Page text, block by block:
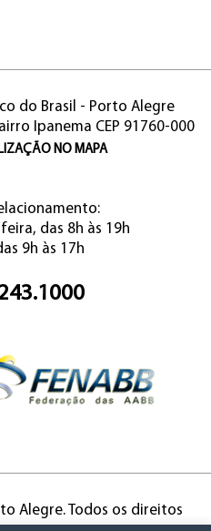
do Brasil - Porto Alegre
Ipanema CEP 91760-000
NO MAPA
das 8h às 19h
9h às 17h
Alegre. Todos os direitos